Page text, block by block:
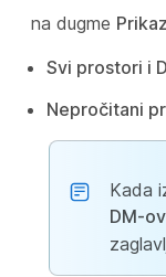
na dugme
Svi prostori i
Nepročitani
Kada
DM-